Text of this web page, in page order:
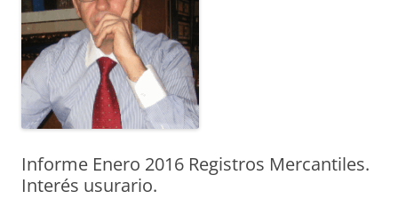
Informe Enero 2016 Registros Mercantiles.
Interés usurario.